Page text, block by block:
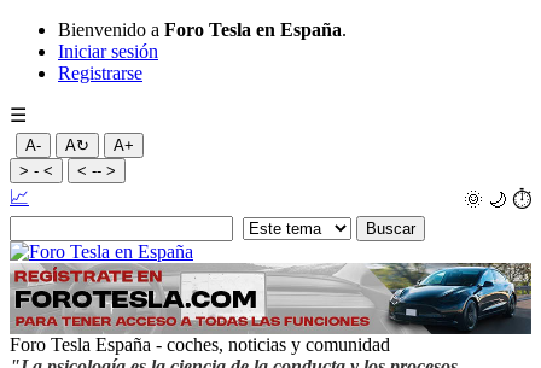
Bienvenido a Foro Tesla en España.
Iniciar sesión
Registrarse
☰
A- A↻
A+
> - <
< -- >
🌞 🌙 ⏱️
📈
Foro Tesla España - coches, noticias y comunidad